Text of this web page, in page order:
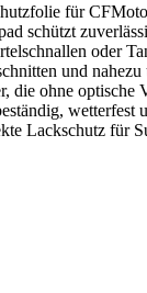
für
schützt
oder
und
die ohne optische
wetterfest
Lackschutz für